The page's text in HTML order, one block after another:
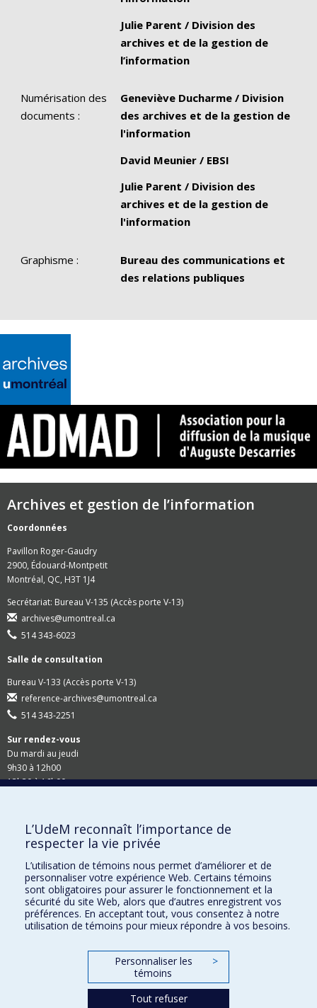
Julie Parent / Division des
archives et de la gestion de
l’information
Numérisation des
documents :
Geneviève Ducharme / Division
des archives et de la gestion de
l'information
David Meunier / EBSI
Julie Parent / Division des
archives et de la gestion de
l'information
Graphisme :
Bureau des communications et
des relations publiques
Archives et gestion de l’information
Coordonnées
Pavillon Roger-Gaudry
2900, Édouard-Montpetit
Montréal, QC, H3T 1J4
Secrétariat: Bureau V-135 (Accès porte V-13)
archives@umontreal.ca
514 343-6023
Salle de consultation
Bureau V-133 (Accès porte V-13)
reference-archives@umontreal.ca
514 343-2251
Sur rendez-vous
Du mardi au jeudi
9h30 à 12h00
13h30 à 16h00
Site Web du Secrétariat général
Accessibilité
Demandes en ligne
Demande de rappel
Demande de recherche
Commande de documents - Dossier étudiant
L’UdeM reconnaît l’importance de
respecter la vie privée
L’utilisation de témoins nous permet d’améliorer et de
personnaliser votre expérience Web. Certains témoins
sont obligatoires pour assurer le fonctionnement et la
sécurité du site Web, alors que d’autres enregistrent vos
préférences. En acceptant tout, vous consentez à notre
utilisation de témoins pour mieux répondre à vos besoins.
Personnaliser les
témoins
>
Tout refuser